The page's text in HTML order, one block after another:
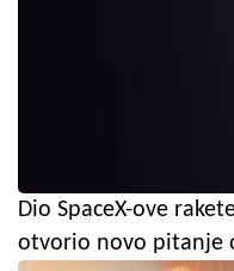
Dio SpaceX-ove
otvorio novo pitanje